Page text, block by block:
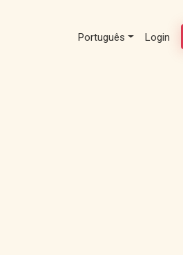
Português Login